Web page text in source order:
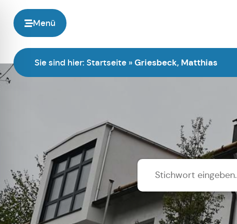
Menü
Sie sind hier: Startseite »Griesbeck, Matthias